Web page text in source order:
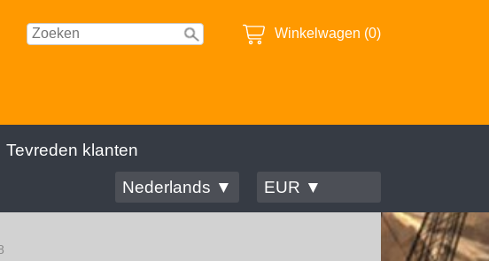
Winkelwagen (0)
Tevreden klanten
Nederlands ▼
EUR ▼